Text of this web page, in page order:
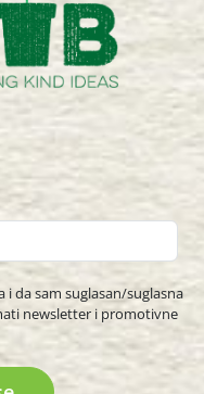
da sam suglasan/suglasna
newsletter i promotivne